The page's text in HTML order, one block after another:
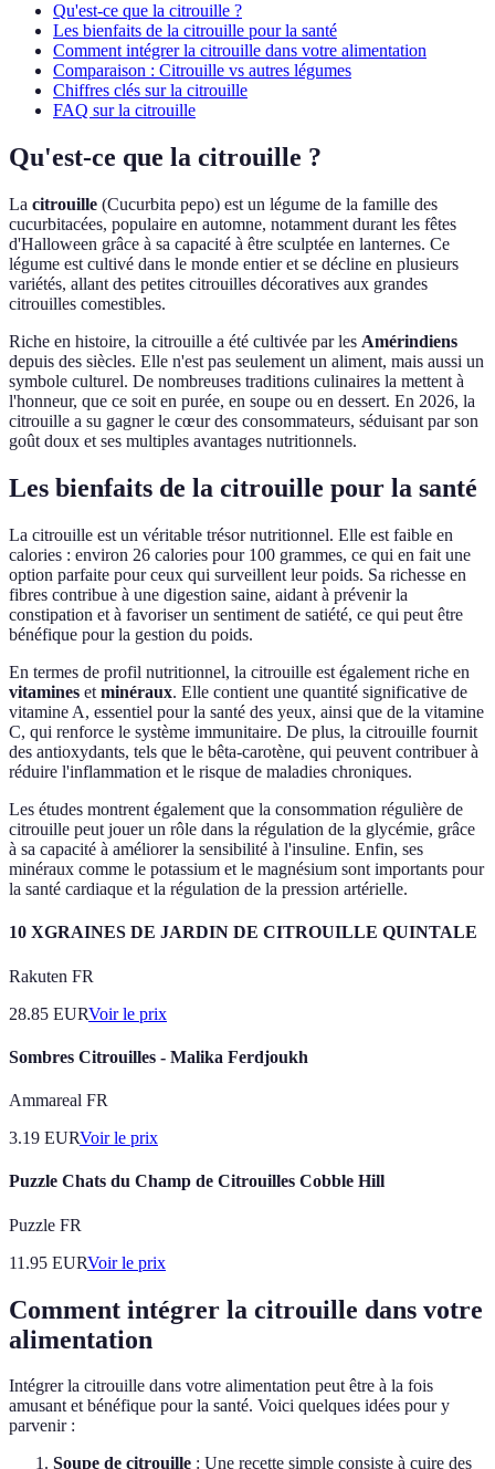
Qu'est-ce que la citrouille ?
Les bienfaits de la citrouille pour la santé
Comment intégrer la citrouille dans votre alimentation
Comparaison : Citrouille vs autres légumes
Chiffres clés sur la citrouille
FAQ sur la citrouille
Qu'est-ce que la citrouille ?
La citrouille (Cucurbita pepo) est un légume de la famille des
cucurbitacées, populaire en automne, notamment durant les fêtes
d'Halloween grâce à sa capacité à être sculptée en lanternes. Ce
légume est cultivé dans le monde entier et se décline en plusieurs
variétés, allant des petites citrouilles décoratives aux grandes
citrouilles comestibles.
Riche en histoire, la citrouille a été cultivée par les Amérindiens
depuis des siècles. Elle n'est pas seulement un aliment, mais aussi un
symbole culturel. De nombreuses traditions culinaires la mettent à
l'honneur, que ce soit en purée, en soupe ou en dessert. En 2026, la
citrouille a su gagner le cœur des consommateurs, séduisant par son
goût doux et ses multiples avantages nutritionnels.
Les bienfaits de la citrouille pour la santé
La citrouille est un véritable trésor nutritionnel. Elle est faible en
calories : environ 26 calories pour 100 grammes, ce qui en fait une
option parfaite pour ceux qui surveillent leur poids. Sa richesse en
fibres contribue à une digestion saine, aidant à prévenir la
constipation et à favoriser un sentiment de satiété, ce qui peut être
bénéfique pour la gestion du poids.
En termes de profil nutritionnel, la citrouille est également riche en
vitamines et minéraux. Elle contient une quantité significative de
vitamine A, essentiel pour la santé des yeux, ainsi que de la vitamine
C, qui renforce le système immunitaire. De plus, la citrouille fournit
des antioxydants, tels que le bêta-carotène, qui peuvent contribuer à
réduire l'inflammation et le risque de maladies chroniques.
Les études montrent également que la consommation régulière de
citrouille peut jouer un rôle dans la régulation de la glycémie, grâce
à sa capacité à améliorer la sensibilité à l'insuline. Enfin, ses
minéraux comme le potassium et le magnésium sont importants pour
la santé cardiaque et la régulation de la pression artérielle.
10 XGRAINES DE JARDIN DE CITROUILLE QUINTALE
Rakuten FR
28.85 EURVoir le prix
Sombres Citrouilles - Malika Ferdjoukh
Ammareal FR
3.19 EURVoir le prix
Puzzle Chats du Champ de Citrouilles Cobble Hill
Puzzle FR
11.95 EURVoir le prix
Comment intégrer la citrouille dans votre
alimentation
Intégrer la citrouille dans votre alimentation peut être à la fois
amusant et bénéfique pour la santé. Voici quelques idées pour y
parvenir :
Soupe de citrouille : Une recette simple consiste à cuire des